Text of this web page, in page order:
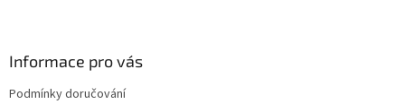
Informace pro vás
Podmínky doručování